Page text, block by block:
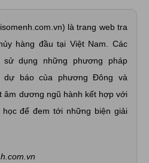
là trang web tra
hàng đầu tại Việt Nam. Các
dụng những phương pháp
dự báo của phương Đông và
âm dương ngũ hành kết hợp với
để đem tới những biện giải